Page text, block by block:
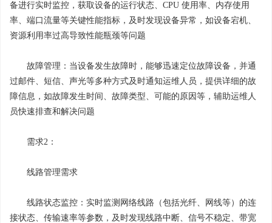
备进行实时监控，获取设备的运行状态、CPU 使用率、内存使用
率、端口流量等关键性能指标，及时发现设备异常，如设备宕机、
资源利用率过高导致性能瓶颈等问题
故障管理：当设备发生故障时，能够迅速定位故障设备，并通
过邮件、短信、声光等多种方式及时通知运维人员，提供详细的故
障信息，如故障发生时间、故障类型、可能的原因等，辅助运维人
员快速排查和解决问题
需求2：
线路管理需求
线路状态监控：实时监测网络线路（包括光纤、网线等）的连
接状态、传输速率等参数，及时发现线路中断、信号不稳定、带宽